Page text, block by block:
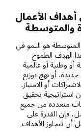
أهداف الأعمال
والمتوسطة
هو النمو في
الهدف الطموح
أو وطنية أو عالمية
أو نهج توزيع
أو الامتياز.
استراتيجية تحقيق
متعددة من جميع
فإن القدرة على
أن تتجاوز الأهداف